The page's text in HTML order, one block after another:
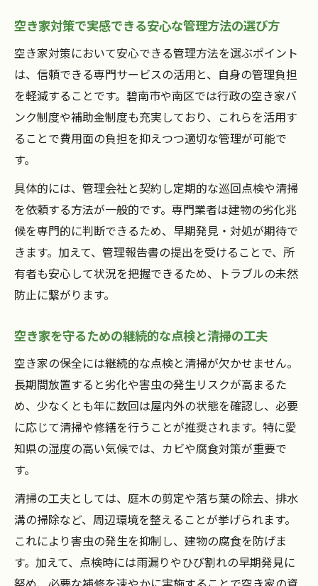
空き家対策で実感できる安心な管理方法の選び方
空き家対策において安心できる管理方法を選ぶポイント
は、信頼できる専門サービスの活用と、自身の管理負担
を軽減することです。碧南市や南区では行政の空き家バ
ンク制度や補助金制度も充実しており、これらを活用す
ることで費用面の負担を抑えつつ適切な管理が可能で
す。
具体的には、管理会社と契約し定期的な巡回点検や清掃
を依頼する方法が一般的です。専門業者は建物の劣化兆
候を専門的に判断できるため、早期発見・対処が期待で
きます。加えて、管理報告書の提出を受けることで、所
有者も安心して状況を把握できるため、トラブルの未然
防止に繋がります。
空き家を守るための継続的な点検と清掃の工夫
空き家の保全には継続的な点検と清掃が欠かせません。
長期間放置すると劣化や害虫の発生リスクが高まるた
め、少なくとも年に数回は屋内外の状態を確認し、必要
に応じて清掃や修繕を行うことが推奨されます。特に愛
知県の湿度の高い気候では、カビや腐食対策が重要で
す。
清掃の工夫としては、庭木の剪定や落ち葉の除去、排水
溝の掃除など、周辺環境を整えることが挙げられます。
これにより害虫の発生を抑制し、建物の腐食を防げま
す。加えて、点検時には雨漏りやひび割れの早期発見に